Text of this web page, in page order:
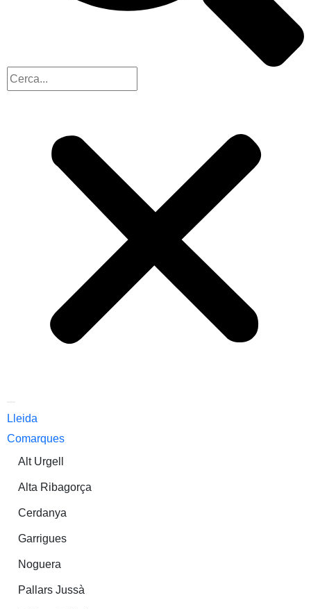
Lleida
Comarques
Alt Urgell
Alta Ribagorça
Cerdanya
Garrigues
Noguera
Pallars Jussà